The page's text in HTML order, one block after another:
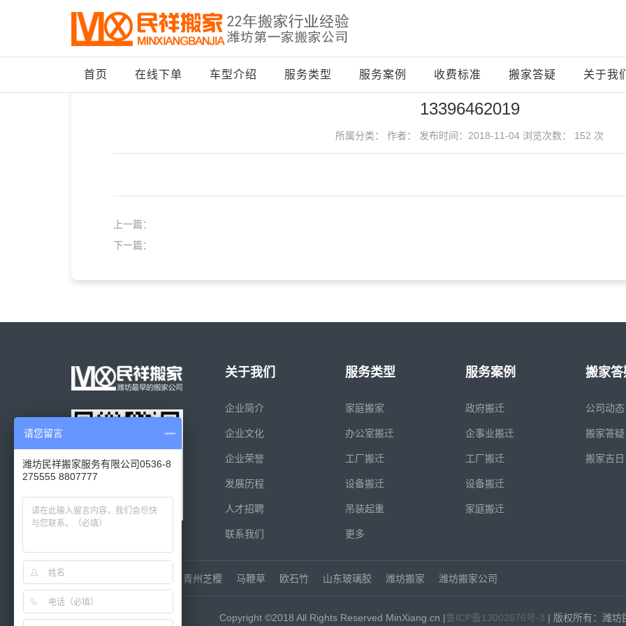
首页 在线下单 车型介绍 服务类型 服务案例 收费标准 搬家答疑 关于我
>在线估价 13396462019
13396462019
所属分类： 作者： 发布时间：2018-11-04 浏览次数： 152 次
上一篇：
下一篇：
关于我们
企业简介
企业文化
企业荣誉
发展历程
人才招聘
联系我们
服务类型
家庭搬家
办公室搬迁
工厂搬迁
设备搬迁
吊装起重
更多
服务案例
政府搬迁
企事业搬迁
工厂搬迁
设备搬迁
家庭搬迁
搬家答
公司动态
搬家答疑
搬家吉日
青州芝樱 马鞭草 欧石竹 山东玻璃胶 潍坊搬家 潍坊搬家公司
Copyright ©2018 All Rights Reserved MinXiang.cn |鲁ICP备13002676号-3 | 版权所有：潍坊
请您留言
潍坊民祥搬家服务有限公司0536-8
275555 8807777